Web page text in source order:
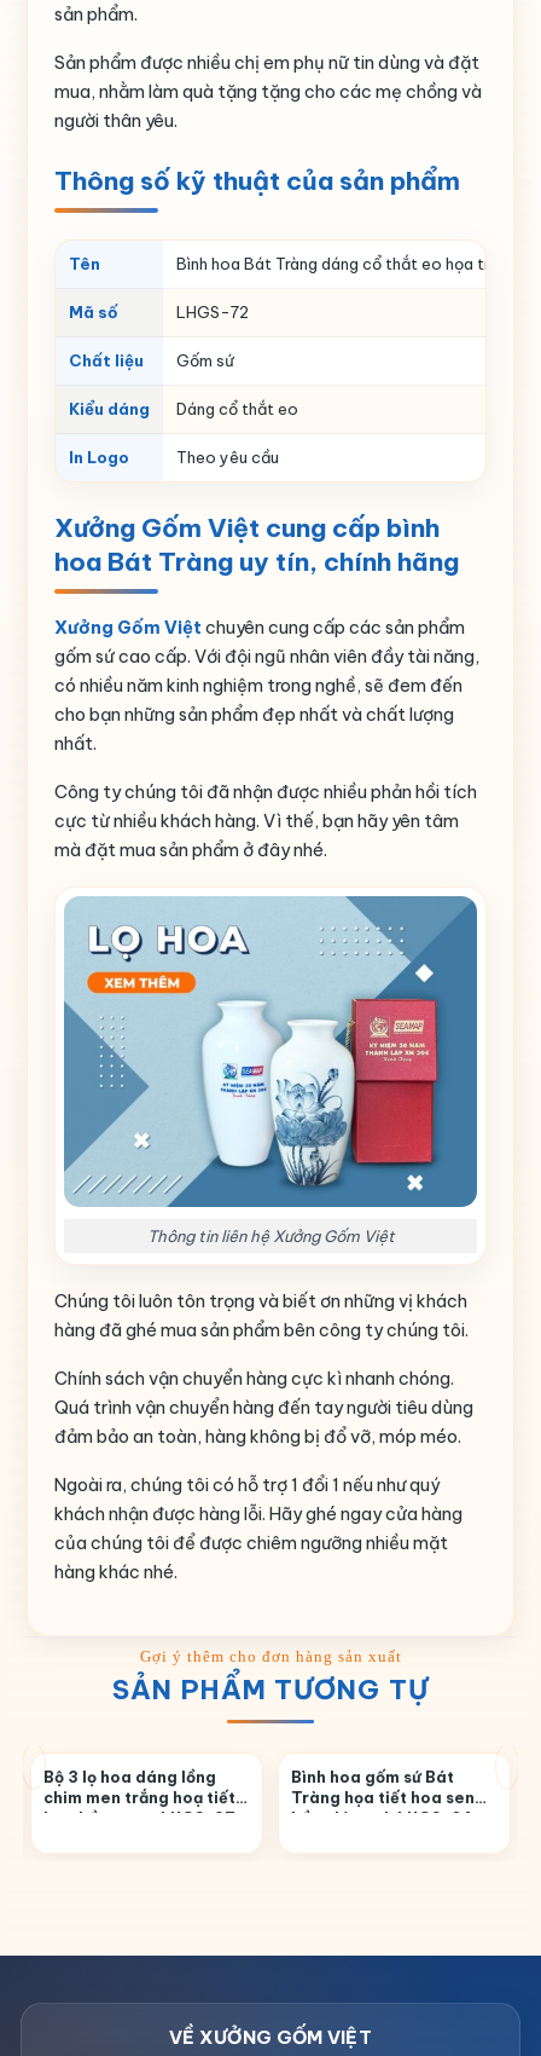
sản phẩm.
Sản phẩm được nhiều chị em phụ nữ tin dùng và đặt
mua, nhằm làm quà tặng tặng cho các mẹ chồng và
người thân yêu.
Thông số kỹ thuật của sản phẩm
Tên Bình hoa Bát Tràng dáng cổ thắt eo họa tiết hoa
Mã số LHGS-72
Chất liệu Gốm sứ
Kiểu dáng Dáng cổ thắt eo
In Logo Theo yêu cầu
Xưởng Gốm Việt cung cấp bình
hoa Bát Tràng uy tín, chính hãng
Xưởng Gốm Việt chuyên cung cấp các sản phẩm
gốm sứ cao cấp. Với đội ngũ nhân viên đầy tài năng,
có nhiều năm kinh nghiệm trong nghề, sẽ đem đến
cho bạn những sản phẩm đẹp nhất và chất lượng
nhất.
Công ty chúng tôi đã nhận được nhiều phản hồi tích
cực từ nhiều khách hàng. Vì thế, bạn hãy yên tâm
mà đặt mua sản phẩm ở đây nhé.
Thông tin liên hệ Xưởng Gốm Việt
Chúng tôi luôn tôn trọng và biết ơn những vị khách
hàng đã ghé mua sản phẩm bên công ty chúng tôi.
Chính sách vận chuyển hàng cực kì nhanh chóng.
Quá trình vận chuyển hàng đến tay người tiêu dùng
đảm bảo an toàn, hàng không bị đổ vỡ, móp méo.
Ngoài ra, chúng tôi có hỗ trợ 1 đổi 1 nếu như quý
khách nhận được hàng lỗi. Hãy ghé ngay cửa hàng
của chúng tôi để được chiêm ngưỡng nhiều mặt
hàng khác nhé.
SẢN PHẨM TƯƠNG TỰ
Bộ 3 lọ hoa dáng lồng
chim men trắng hoạ tiết
hoa hồng cam LHGS-27
Bình hoa gốm sứ Bát
Tràng họa tiết hoa sen
hồng lá xanh LHGS-04